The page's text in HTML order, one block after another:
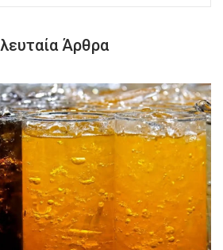
Άρθρα